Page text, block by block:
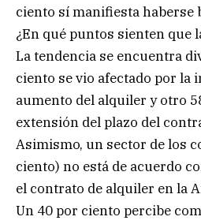
ciento sí manifiesta haberse
¿En qué puntos sienten que
La tendencia se encuentra
ciento se vio afectado por la
aumento del alquiler y otro
extensión del plazo del
Asimismo, un sector de los
ciento) no está de acuerdo
el contrato de alquiler en la
Un 40 por ciento percibe